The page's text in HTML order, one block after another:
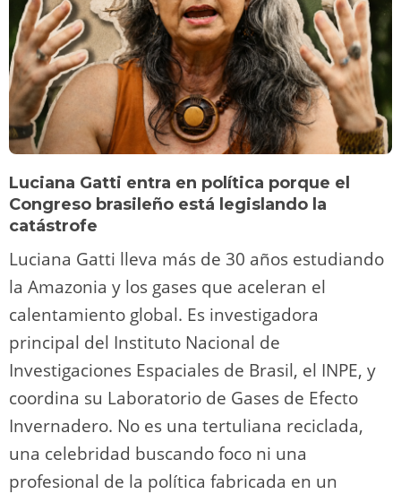
Luciana Gatti entra en política porque el
Congreso brasileño está legislando la
catástrofe
Luciana Gatti lleva más de 30 años estudiando
la Amazonia y los gases que aceleran el
calentamiento global. Es investigadora
principal del Instituto Nacional de
Investigaciones Espaciales de Brasil, el INPE, y
coordina su Laboratorio de Gases de Efecto
Invernadero. No es una tertuliana reciclada,
una celebridad buscando foco ni una
profesional de la política fabricada en un